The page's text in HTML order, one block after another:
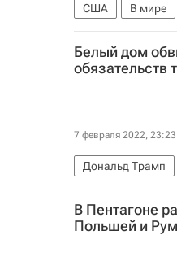
США В мире
Белый дом
обязательств
7 февраля 2022, 23:23
Дональд Трамп
В Пентагоне
Польшей и